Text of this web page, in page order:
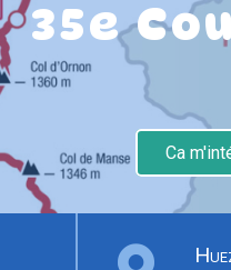
35e
Ca